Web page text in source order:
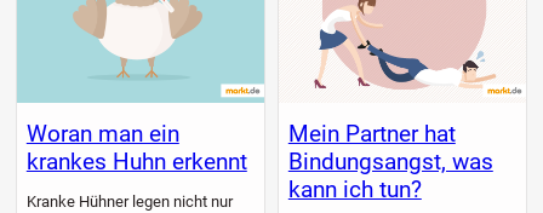
Woran man ein
krankes Huhn erkennt
Kranke Hühner legen nicht nur
Mein Partner hat
Bindungsangst, was
kann ich tun?